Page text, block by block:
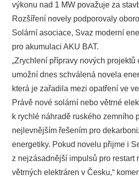
výkonu nad 1 MW považuje za
Rozšíření novely podporovaly
Solární asociace, Svaz moderní
pro akumulaci AKU BAT.
„Zrychlení přípravy nových
umožní dnes schválená novela
která je zařadila mezi opatření ve
Právě nové solární nebo větrné
k rychlé náhradě ruského zemního
nejlevnějším řešením pro
energetiky. Pokud novelu přijme i
z nejzásadnější impulsů pro restart
větrných elektráren v Česku,“